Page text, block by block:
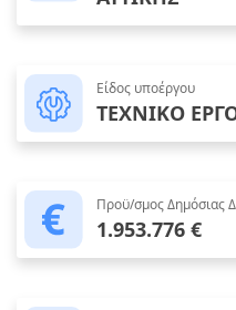
Είδος υποέργου
ΤΕΧΝΙΚΟ
Προϋ/σμος Δημόσιας
1.953.776 €